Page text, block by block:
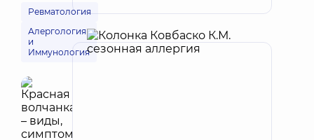
Ревматология
Алергология
и
Иммунология